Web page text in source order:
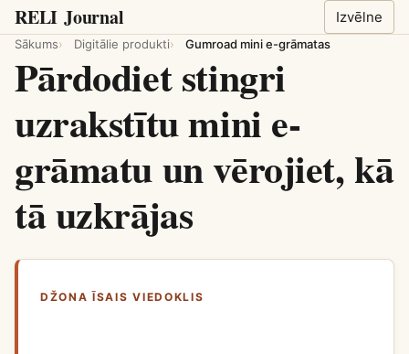
RELI Journal Izvēlne
Sākums Digitālie produkti Gumroad mini e-grāmatas
Pārdodiet stingri
uzrakstītu mini e-
grāmatu un vērojiet, kā
tā uzkrājas
DŽONA ĪSAIS VIEDOKLIS